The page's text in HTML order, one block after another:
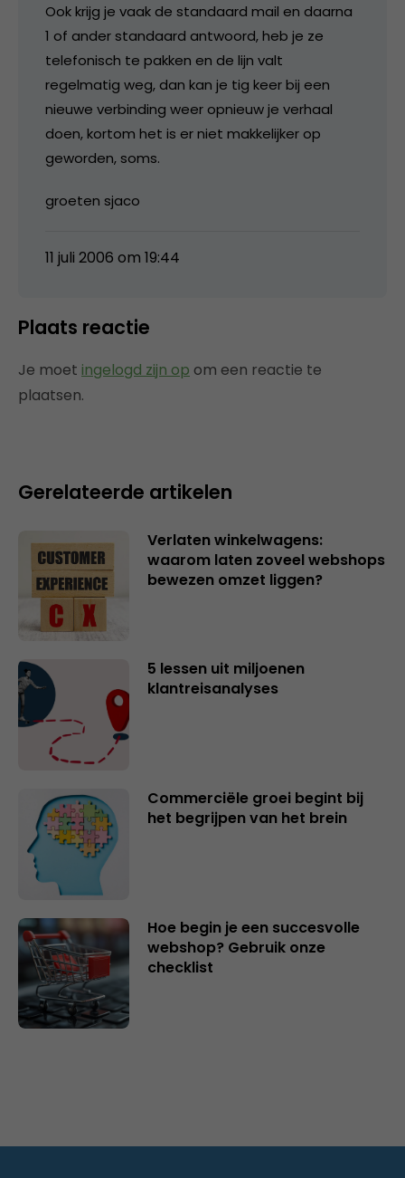
Ook krijg je vaak de standaard mail en daarna
1 of ander standaard antwoord, heb je ze
telefonisch te pakken en de lijn valt
regelmatig weg, dan kan je tig keer bij een
nieuwe verbinding weer opnieuw je verhaal
doen, kortom het is er niet makkelijker op
geworden, soms.
groeten sjaco
11 juli 2006 om 19:44
Plaats reactie
Je moet ingelogd zijn op om een reactie te
plaatsen.
Gerelateerde artikelen
Verlaten winkelwagens:
waarom laten zoveel webshops
bewezen omzet liggen?
5 lessen uit miljoenen
klantreisanalyses
Commerciële groei begint bij
het begrijpen van het brein
Hoe begin je een succesvolle
webshop? Gebruik onze
checklist